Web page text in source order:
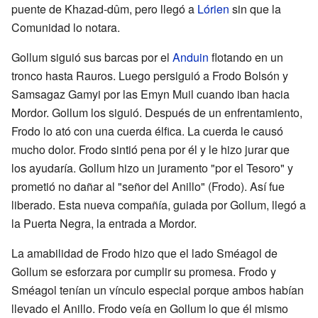
puente de Khazad-dûm, pero llegó a Lórien sin que la
Comunidad lo notara.
Gollum siguió sus barcas por el Anduin flotando en un
tronco hasta Rauros. Luego persiguió a Frodo Bolsón y
Samsagaz Gamyi por las Emyn Muil cuando iban hacia
Mordor. Gollum los siguió. Después de un enfrentamiento,
Frodo lo ató con una cuerda élfica. La cuerda le causó
mucho dolor. Frodo sintió pena por él y le hizo jurar que
los ayudaría. Gollum hizo un juramento "por el Tesoro" y
prometió no dañar al "señor del Anillo" (Frodo). Así fue
liberado. Esta nueva compañía, guiada por Gollum, llegó a
la Puerta Negra, la entrada a Mordor.
La amabilidad de Frodo hizo que el lado Sméagol de
Gollum se esforzara por cumplir su promesa. Frodo y
Sméagol tenían un vínculo especial porque ambos habían
llevado el Anillo. Frodo veía en Gollum lo que él mismo